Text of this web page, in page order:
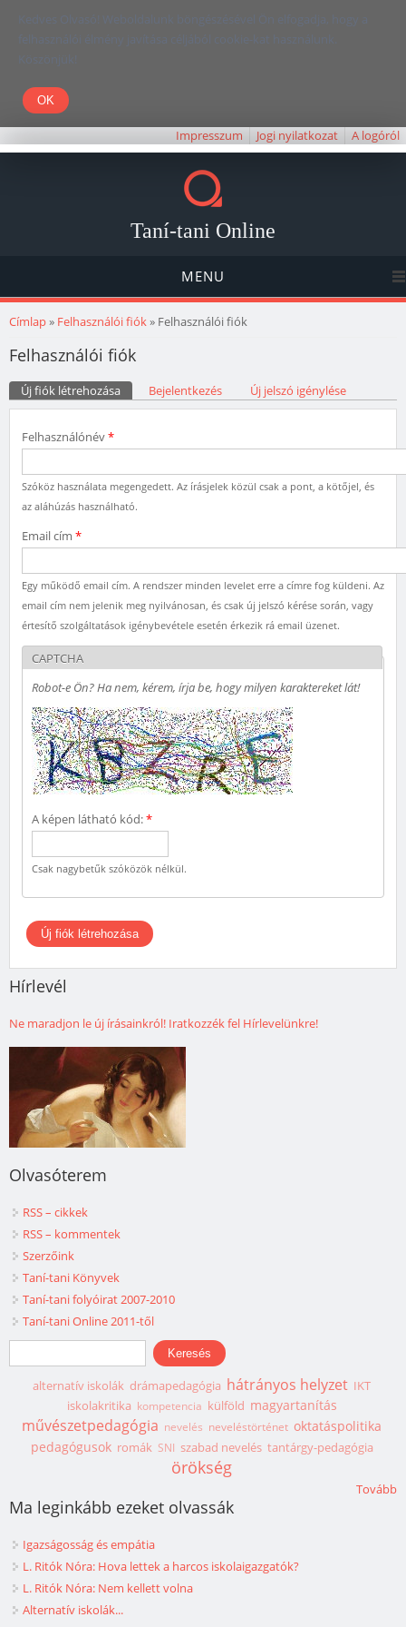
Kedves Olvasó! Weboldalunk böngészésével Ön elfogadja, hogy a
felhasználói élmény javítása céljából cookie-kat használunk.
Köszönjük!
Impresszum Jogi nyilatkozat A logóról
Taní-tani Online
MENU
Jelenlegi hely
Címlap» Felhasználói fiók» Felhasználói fiók
Felhasználói fiók
Elsődleges fülek
Új fiók létrehozása (aktív fül)Bejelentkezés Új jelszó igénylése
Felhasználónév*
Szóköz használata megengedett. Az írásjelek közül csak a pont, a kötőjel, és
az aláhúzás használható.
Email cím *
Egy működő email cím. A rendszer minden levelet erre a címre fog küldeni. Az
email cím nem jelenik meg nyilvánosan, és csak új jelszó kérése során, vagy
értesítő szolgáltatások igénybevétele esetén érkezik rá email üzenet.
CAPTCHA
Robot-e Ön? Ha nem, kérem, írja be, hogy milyen karaktereket lát!
A képen látható kód:*
Csak nagybetűk szóközök nélkül.
Hírlevél
Ne maradjon le új írásainkról! Iratkozzék fel Hírlevelünkre!
Olvasóterem
RSS – cikkek
RSS – kommentek
Szerzőink
Taní-tani Könyvek
Taní-tani folyóirat 2007-2010
Taní-tani Online 2011-től
Keresés űrlap
Keresés
alternatív iskolák drámapedagógia hátrányos helyzet IKT
iskolakritika kompetencia külföld magyartanítás
művészetpedagógia nevelés neveléstörténet oktatáspolitika
pedagógusok romák SNI szabad nevelés tantárgy-pedagógia
örökség
Tovább
Ma leginkább ezeket olvassák
Igazságosság és empátia
L. Ritók Nóra: Hova lettek a harcos iskolaigazgatók?
L. Ritók Nóra: Nem kellett volna
Alternatív iskolák...